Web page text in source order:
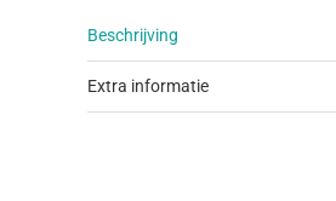
Beschrijving
Extra informatie